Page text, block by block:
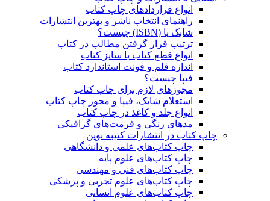
انواع قراردادهای چاپ کتاب
راهنمای انتخاب ناشر و بهترین انتشارات
شابک یا (ISBN) چیست؟
ترتیب قرار گرفتن مطالب در کتاب
انواع قطع کتاب یا سایز کتاب
اندازه قلم و فونت استاندارد کتاب
فیپا چیست؟
مجوزهای لازم برای چاپ کتاب
استعلام شابک، فیپا و مجوز چاپ کتاب
انواع جلد و کاغذ در چاپ کتاب
مدهای رنگی و فرمت‌های گرافیکی
چاپ کتاب در انتشارات کتیبه نوین
چاپ کتاب‌های علمی و دانشگاهی
چاپ کتاب‌های علوم پایه
چاپ کتاب‌های فنی و مهندسی
چاپ کتاب‌های علوم تجربی و پزشکی
چاپ کتاب‌های علوم انسانی